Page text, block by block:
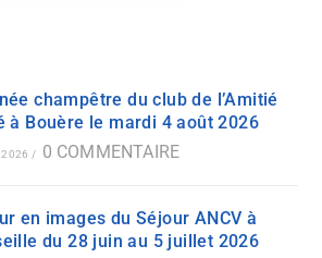
champêtre du club de l’Amitié
à Bouère le mardi 4 août 2026
2026 / 0 COMMENTAIRE
en images du Séjour ANCV à
du 28 juin au 5 juillet 2026